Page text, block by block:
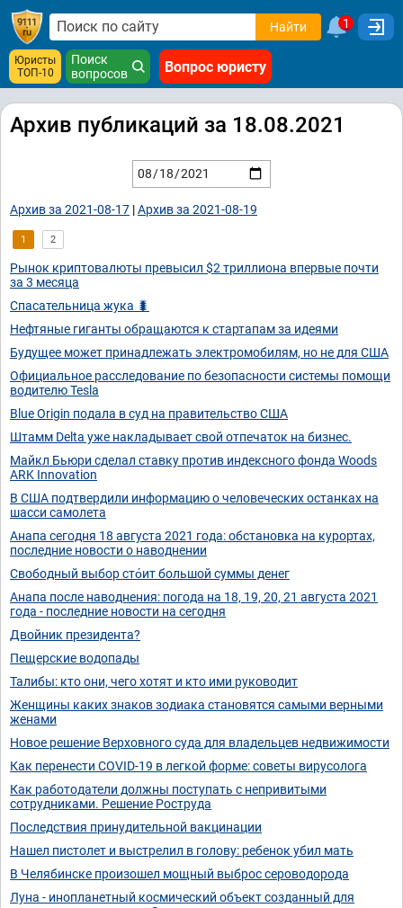
Найти 1
Юристы
ТОП-10
Поиск
вопросов
Вопрос юристу
Архив публикаций за 18.08.2021
Архив за 2021-08-17 |Архив за 2021-08-19
1 2
Рынок криптовалюты превысил $2 триллиона впервые почти
за 3 месяца
Спасательница жука 🐛
Нефтяные гиганты обращаются к стартапам за идеями
Будущее может принадлежать электромобилям, но не для США
Официальное расследование по безопасности системы помощи
водителю Tesla
Blue Origin подала в суд на правительство США
Штамм Delta уже накладывает свой отпечаток на бизнес.
Майкл Бьюри сделал ставку против индексного фонда Woods
ARK Innovation
В США подтвердили информацию о человеческих останках на
шасси самолета
Анапа сегодня 18 августа 2021 года: обстановка на курортах,
последние новости о наводнении
Свободный выбор сто́ит большой суммы денег
Анапа после наводнения: погода на 18, 19, 20, 21 августа 2021
года - последние новости на сегодня
Двойник президента?
Пещерские водопады
Талибы: кто они, чего хотят и кто ими руководит
Женщины каких знаков зодиака становятся самыми верными
женами
Новое решение Верховного суда для владельцев недвижимости
Как перенести COVID-19 в легкой форме: советы вирусолога
Как работодатели должны поступать с непривитыми
сотрудниками. Решение Роструда
Последствия принудительной вакцинации
Нашел пистолет и выстрелил в голову: ребенок убил мать
В Челябинске произошел мощный выброс сероводорода
Луна - инопланетный космический объект созданный для